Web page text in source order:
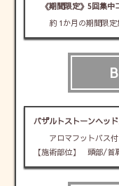
《期間限定》5回集中
約 1か月の期間限定
バザルトストーンヘッ
アロマフッ
【施術部位】 頭部/首